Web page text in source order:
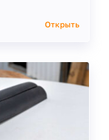
Открыть